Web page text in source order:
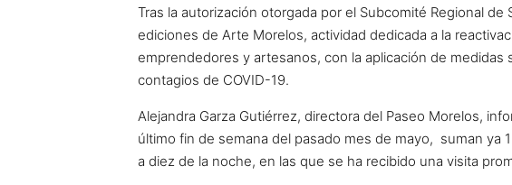
Tras la autorización otorgada por el Subcomité Regional de
ediciones de Arte Morelos, actividad dedicada a la
emprendedores y artesanos, con la aplicación de medidas
contagios de COVID-19.
Alejandra Garza Gutiérrez, directora del Paseo Morelos,
último fin de semana del pasado mes de mayo, suman ya
a diez de la noche, en las que se ha recibido una visita